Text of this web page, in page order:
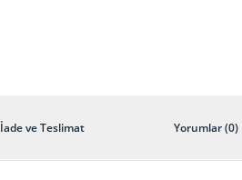
İade ve Teslimat Yorumlar (0)